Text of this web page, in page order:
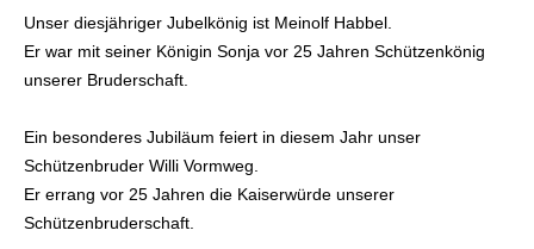
Unser diesjähriger Jubelkönig ist Meinolf Habbel.
Er war mit seiner Königin Sonja vor 25 Jahren Schützenkönig
unserer Bruderschaft.
Ein besonderes Jubiläum feiert in diesem Jahr unser
Schützenbruder Willi Vormweg.
Er errang vor 25 Jahren die Kaiserwürde unserer
Schützenbruderschaft.